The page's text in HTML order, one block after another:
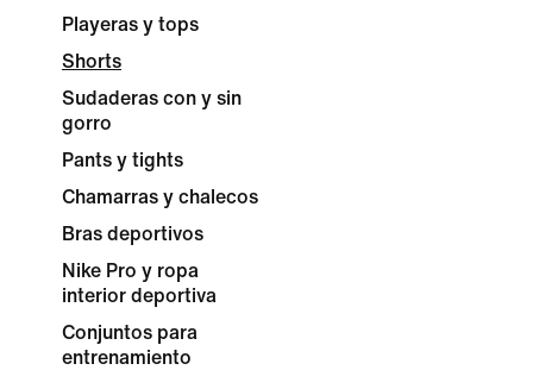
Playeras y tops
Shorts
Sudaderas con y sin
gorro
Pants y tights
Chamarras y chalecos
Bras deportivos
Nike Pro y ropa
interior deportiva
Conjuntos para
entrenamiento